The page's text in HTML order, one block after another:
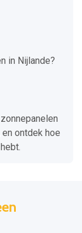
in Nijlande?
ontdek hoe